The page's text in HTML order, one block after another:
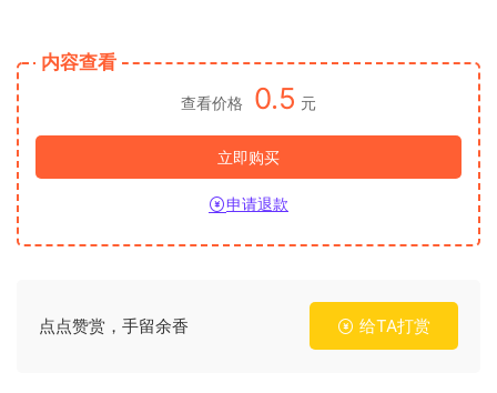
内容查看
查看价格 0.5 元
立即购买
申请退款
点点赞赏，手留余香 给TA打赏